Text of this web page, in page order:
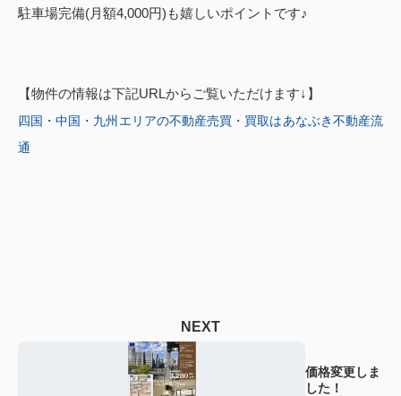
駐車場完備(月額4,000円)も嬉しいポイントです♪
【物件の情報は下記URLからご覧いただけます↓】
四国・中国・九州エリアの不動産売買・買取はあなぶき不動産流
通
NEXT
価格変更しま
した！